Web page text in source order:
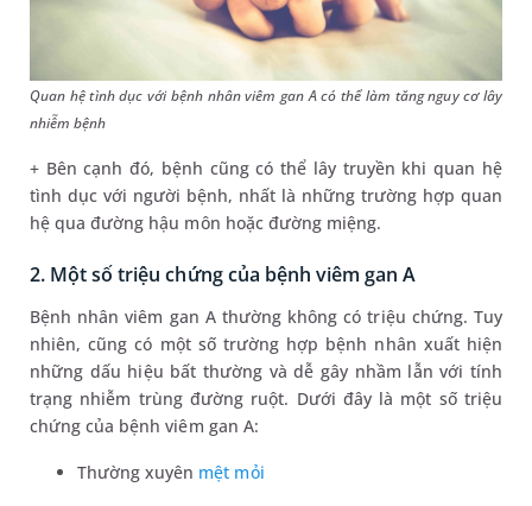
Quan hệ tình dục với bệnh nhân viêm gan A có thể làm tăng nguy cơ lây
nhiễm bệnh
+ Bên cạnh đó, bệnh cũng có thể lây truyền khi quan hệ
tình dục với người bệnh, nhất là những trường hợp quan
hệ qua đường hậu môn hoặc đường miệng.
2. Một số triệu chứng của bệnh viêm gan A
Bệnh nhân viêm gan A thường không có triệu chứng. Tuy
nhiên, cũng có một số trường hợp bệnh nhân xuất hiện
những dấu hiệu bất thường và dễ gây nhầm lẫn với tính
trạng nhiễm trùng đường ruột. Dưới đây là một số triệu
chứng của bệnh viêm gan A:
Thường xuyên mệt mỏi